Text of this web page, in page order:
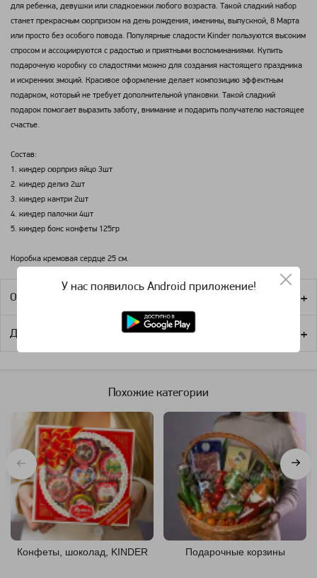
для ребенка, девушки или сладкоежки любого возраста. Такой сладкий набор
станет прекрасным сюрпризом на день рождения, именины, выпускной, 8 Марта
или просто без особого повода. Популярные сладости Kinder пользуются высоким
спросом и ассоциируются с радостью и приятными воспоминаниями. Купить
подарочную коробку со сладостями можно для создания настоящего праздника
и искренних эмоций. Красивое оформление делает композицию эффектным
подарком, который не требует дополнительной упаковки. Такой сладкий
подарок помогает выразить заботу, внимание и подарить получателю настоящее
счастье.
Состав:
1. киндер сюрприз яйцо 3шт
2. киндер делиз 2шт
3. киндер кантри 2шт
4. киндер палочки 4шт
5. киндер бонс конфеты 125гр
Коробка кремовая сердце 25 см.
Оплата
Доставка
Похожие категории
Конфеты, шоколад, KINDER Подарочные корзины
У нас появилось Android приложение!